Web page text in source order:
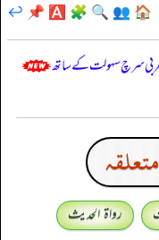
🏠
👥
🔍
🧩
🅰️
📌
↩️
عربی سرچ سہولت کے ساتھ
رواۃ الحدیث